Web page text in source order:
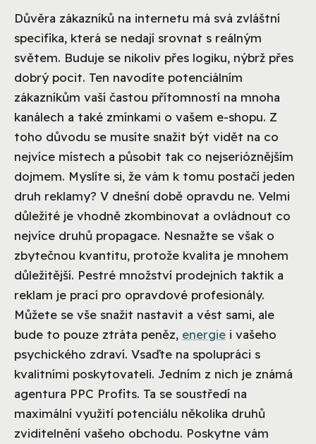
Důvěra zákazníků na internetu má svá zvláštní
specifika, která se nedají srovnat s reálným
světem. Buduje se nikoliv přes logiku, nýbrž přes
dobrý pocit. Ten navodíte potenciálním
zákazníkům vaší častou přítomností na mnoha
kanálech a také zmínkami o vašem e-shopu. Z
toho důvodu se musíte snažit být vidět na co
nejvíce místech a působit tak co nejserióznějším
dojmem. Myslíte si, že vám k tomu postačí jeden
druh reklamy? V dnešní době opravdu ne. Velmi
důležité je vhodně zkombinovat a ovládnout co
nejvíce druhů propagace. Nesnažte se však o
zbytečnou kvantitu, protože kvalita je mnohem
důležitější. Pestré množství prodejních taktik a
reklam je prací pro opravdové profesionály.
Můžete se vše snažit nastavit a vést sami, ale
bude to pouze ztráta peněz, energie i vašeho
psychického zdraví. Vsaďte na spolupráci s
kvalitními poskytovateli. Jedním z nich je známá
agentura PPC Profits. Ta se soustředí na
maximální využití potenciálu několika druhů
zviditelnění vašeho obchodu. Poskytne vám